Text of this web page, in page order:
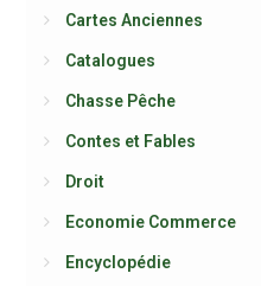
Cartes Anciennes
Catalogues
Chasse Pêche
Contes et Fables
Droit
Economie Commerce
Encyclopédie